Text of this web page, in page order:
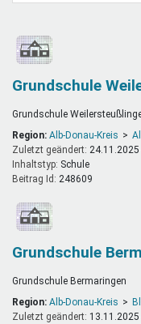
Grundschule
Grundschule
Region: Alb-Donau-Kreis
Zuletzt geändert:
Inhaltstyp:
schule
Beitrag Id: 248609
Grundschule
Grundschule Bermaringen
Region: Alb-Donau-Kreis
Zuletzt geändert: 13.11.2025